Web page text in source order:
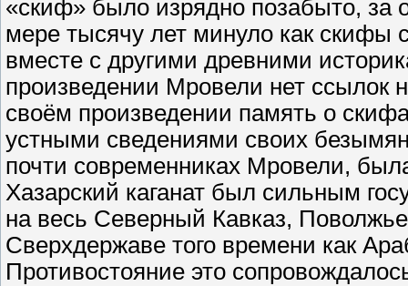
«скиф» было изрядно позабыто, за
мере тысячу лет минуло как скифы
вместе с другими древними
произведении Мровели нет ссылок
своём произведении память о
устными сведениями своих
почти современниках Мровели,
Хазарский каганат был сильным
на весь Северный Кавказ,
Сверхдержаве того времени как
Противостояние это